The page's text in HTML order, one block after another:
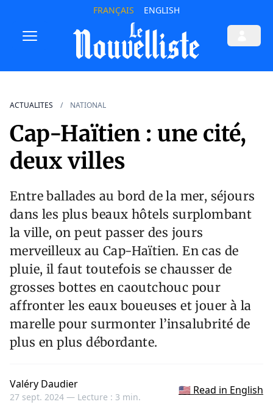
FRANÇAIS ENGLISH
ACTUALITES NATIONAL
Cap-Haïtien : une cité,
deux villes
Entre ballades au bord de la mer, séjours
dans les plus beaux hôtels surplombant
la ville, on peut passer des jours
merveilleux au Cap-Haïtien. En cas de
pluie, il faut toutefois se chausser de
grosses bottes en caoutchouc pour
affronter les eaux boueuses et jouer à la
marelle pour surmonter l’insalubrité de
plus en plus débordante.
Valéry Daudier
27 sept. 2024 — Lecture : 3 min.
🇺🇸 Read in English